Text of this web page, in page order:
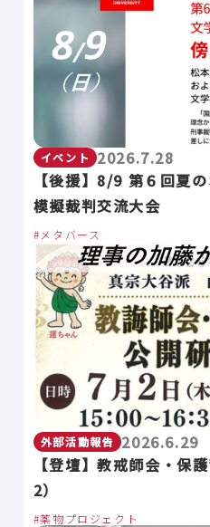
イベント
2026.7.28
【後援】8/9 第６回夏
模擬裁判交流大会
メタバース
外部活動報告
2026.6.29
【登壇】教戒師会・保
2）
薬物プロジェクト